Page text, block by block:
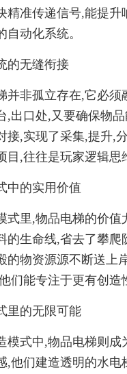
精准传递信号,能提
自动化系统。
的无缝衔接
并非孤立存在,它必
,出口处,又要确保物
接,实现了采集,提升,
目,往往是玩家逻辑思
中的实用价值
式里,物品电梯的价
的生命线,省去了攀
的物资源源不断送上
们能专注于更有创造
里的无限可能
模式中,物品电梯则
,他们建造透明的水